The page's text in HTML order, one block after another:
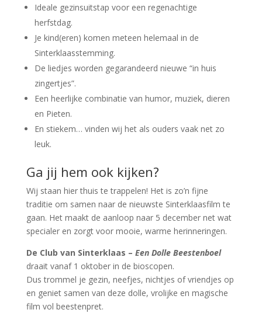
Ideale gezinsuitstap voor een regenachtige
herfstdag.
Je kind(eren) komen meteen helemaal in de
Sinterklaasstemming.
De liedjes worden gegarandeerd nieuwe “in huis
zingertjes”.
Een heerlijke combinatie van humor, muziek, dieren
en Pieten.
En stiekem… vinden wij het als ouders vaak net zo
leuk.
Ga jij hem ook kijken?
Wij staan hier thuis te trappelen! Het is zo’n fijne
traditie om samen naar de nieuwste Sinterklaasfilm te
gaan. Het maakt de aanloop naar 5 december net wat
specialer en zorgt voor mooie, warme herinneringen.
De Club van Sinterklaas – Een Dolle Beestenboel
draait vanaf 1 oktober in de bioscopen.
Dus trommel je gezin, neefjes, nichtjes of vriendjes op
en geniet samen van deze dolle, vrolijke en magische
film vol beestenpret.